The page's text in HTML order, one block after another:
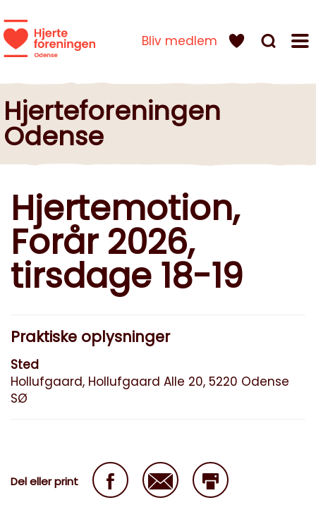
Bliv medlem
Hjerteforeningen
Odense
Hjertemotion,
Forår 2026,
tirsdage 18-19
Praktiske oplysninger
Sted
Hollufgaard, Hollufgaard Alle 20, 5220 Odense
SØ
Del eller print